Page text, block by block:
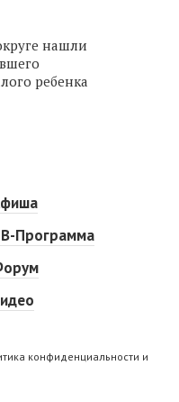
нашли
ребенка
Программа
конфиденциальности и